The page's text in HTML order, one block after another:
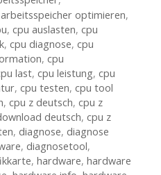
arbeitsspeicher optimieren,
, cpu auslasten, cpu
, cpu diagnose, cpu
, cpu
last, cpu leistung, cpu
, cpu testen, cpu tool
, cpu z deutsch, cpu z
deutsch, cpu z
, diagnose, diagnose
, diagnosetool,
, hardware, hardware